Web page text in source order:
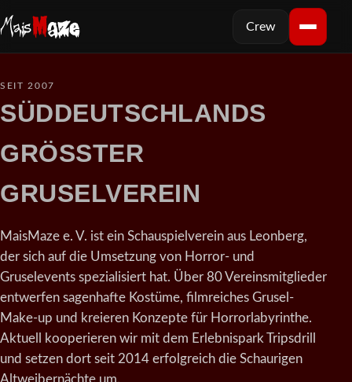
Crew
SEIT 2007
SÜDDEUTSCHLANDS
GRÖSSTER
GRUSELVEREIN
MaisMaze e. V. ist ein Schauspielverein aus Leonberg,
der sich auf die Umsetzung von Horror- und
Gruselevents spezialisiert hat. Über 80 Vereinsmitglieder
entwerfen sagenhafte Kostüme, filmreiches Grusel-
Make-up und kreieren Konzepte für Horrorlabyrinthe.
Aktuell kooperieren wir mit dem Erlebnispark Tripsdrill
und setzen dort seit 2014 erfolgreich die Schaurigen